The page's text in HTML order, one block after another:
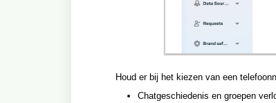
Houd er bij het kiezen van een
Chatgeschiedenis en groepen